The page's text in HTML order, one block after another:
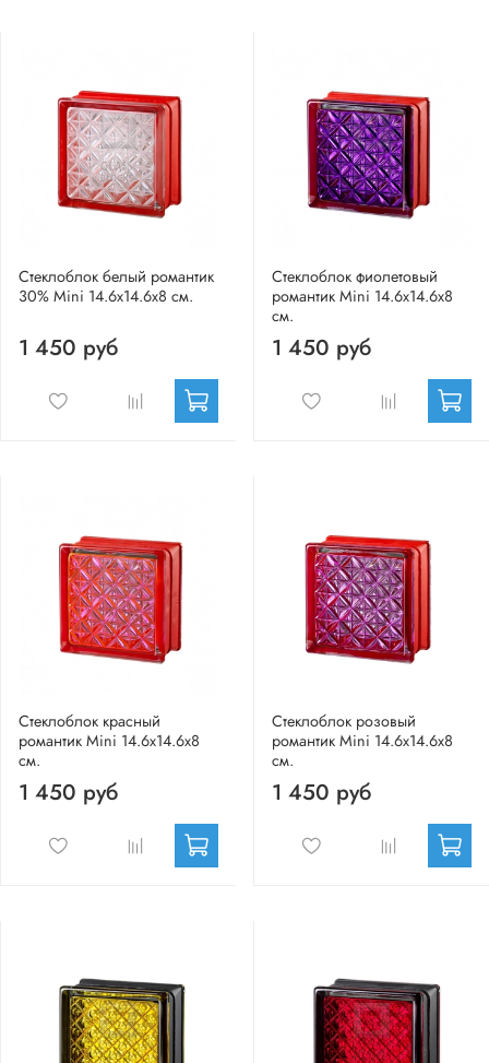
Стеклоблок белый романтик
30% Mini 14.6x14.6x8 см.
1 450 руб
Стеклоблок фиолетовый
романтик Mini 14.6x14.6x8
см.
1 450 руб
Стеклоблок красный
романтик Mini 14.6x14.6x8
см.
1 450 руб
Стеклоблок розовый
романтик Mini 14.6x14.6x8
см.
1 450 руб